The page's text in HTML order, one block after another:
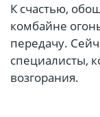
К счастью,
комбайне
передачу.
специалисты,
возгорания.